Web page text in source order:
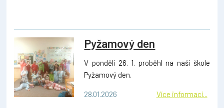
Pyžamový den
V pondělí 26. 1. proběhl na naší škole
Pyžamový den.
28.01.2026 Více informací...